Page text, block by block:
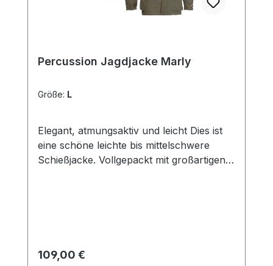
Percussion Jagdjacke Marly
Größe: L
Elegant, atmungsaktiv und leicht Dies ist
eine schöne leichte bis mittelschwere
Schießjacke. Vollgepackt mit großartigen
das Ganze ab. Ausgestattet ist die
Percussion Herren-Jagdjacke Marly mit
Regulärer Preis:
109,00 €